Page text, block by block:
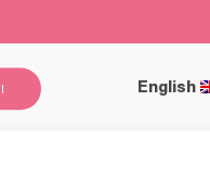
English